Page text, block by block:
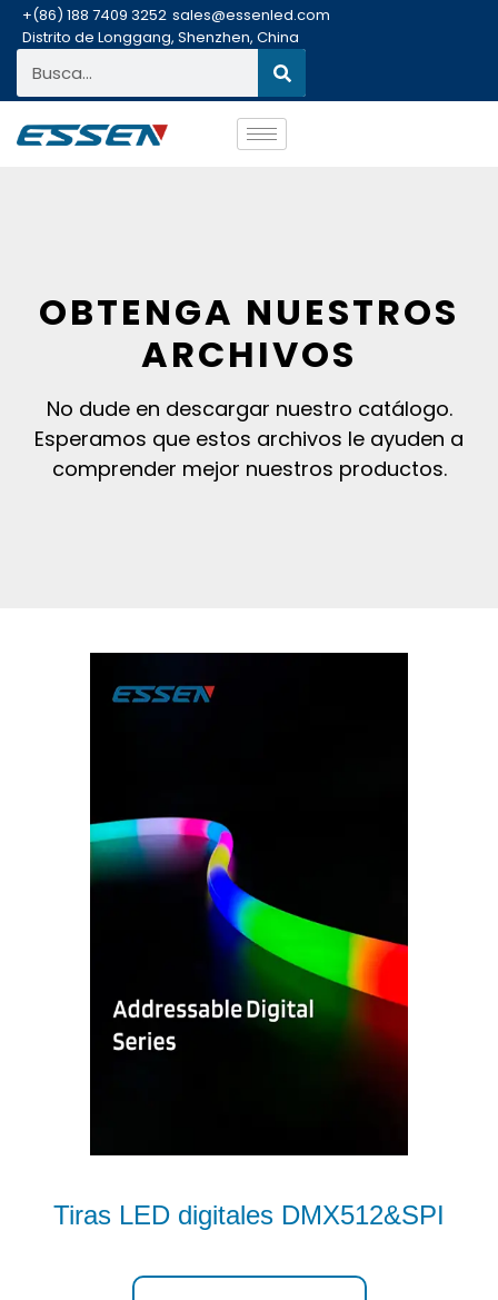
+(86) 188 7409 3252 sales@essenled.com
Distrito de Longgang, Shenzhen, China
OBTENGA NUESTROS
ARCHIVOS
No dude en descargar nuestro catálogo.
Esperamos que estos archivos le ayuden a
comprender mejor nuestros productos.
Tiras LED digitales DMX512&SPI